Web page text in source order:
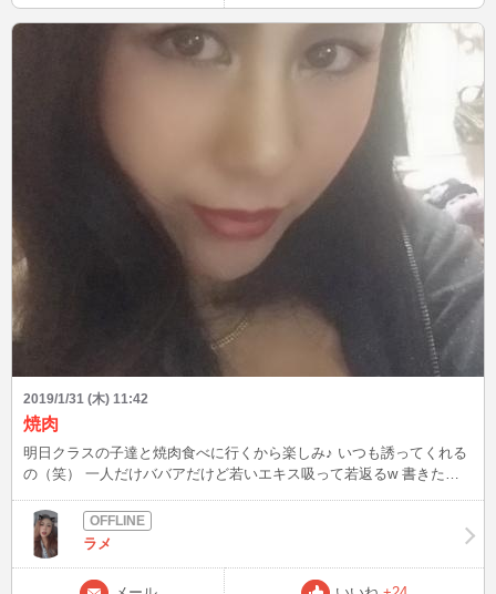
2019/1/31 (木) 11:42
焼肉
明日クラスの子達と焼肉食べに行くから楽しみ♪ いつも誘ってくれる
の（笑） 一人だけババアだけど若いエキス吸って若返るw 書きたい
ラメ